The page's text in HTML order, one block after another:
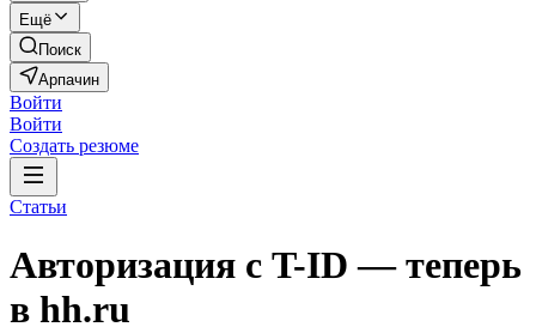
Ещё
Поиск
Арпачин
Войти
Войти
Создать резюме
Статьи
Авторизация с T-ID — теперь
в hh.ru